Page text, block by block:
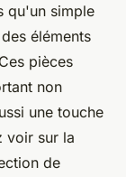
qu'un simple
éléments
pièces
non
une touche
voir sur la
de